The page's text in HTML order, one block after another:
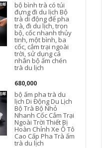
bộ bình trà có túi
đựng đi du lịch Bộ
trà di động để pha
trà, đi du lịch, trọn
bộ, cốc nhanh thủy
tinh, một bình, ba
cốc, cắm trại ngoài
trời, sử dụng cá
nhân bộ ấm chén
trà du lịch
680,000
bộ ấm pha trà du
lịch Di Động Du Lịch
Bộ Trà Bộ Nhỏ
Nhanh Cốc Cắm Trại
Ngoài Trời Thiết Bị
Hoàn Chỉnh Xe Ô Tô
Cao Cấp Pha Trà ấm
trà du lịch